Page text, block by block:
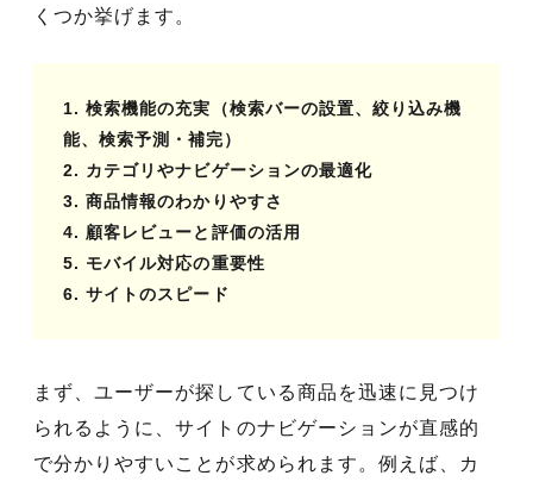
くつか挙げます。
1. 検索機能の充実（検索バーの設置、絞り込み機
能、検索予測・補完）
2. カテゴリやナビゲーションの最適化
3. 商品情報のわかりやすさ
4. 顧客レビューと評価の活用
5. モバイル対応の重要性
6. サイトのスピード
まず、ユーザーが探している商品を迅速に見つけ
られるように、サイトのナビゲーションが直感的
で分かりやすいことが求められます。例えば、カ